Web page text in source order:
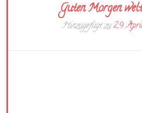
Guten Morgen
Hinzugefügt zu29.